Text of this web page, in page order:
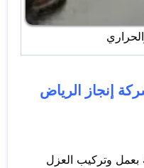
إنجاز الرياض
وتركيب العزل